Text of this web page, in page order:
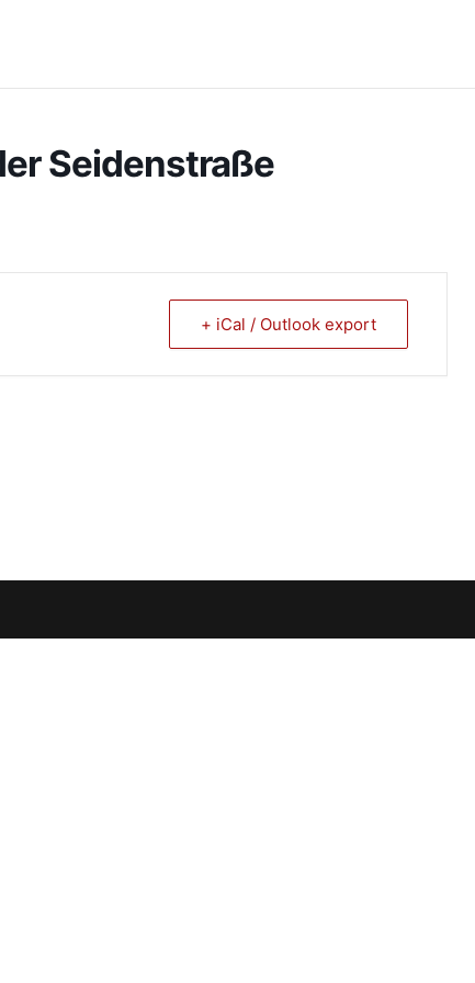
Seidenstraße
+ iCal / Outlook export